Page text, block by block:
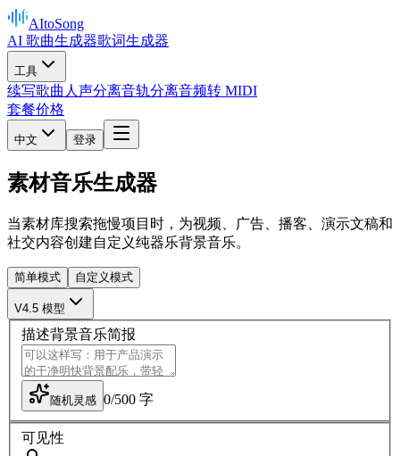
AItoSong
AI 歌曲生成器歌词生成器
工具
续写歌曲 人声分离音轨分离音频转 MIDI
套餐价格
中文 登录
素材音乐生成器
当素材库搜索拖慢项目时，为视频、广告、播客、演示文稿和
社交内容创建自定义纯器乐背景音乐。
简单模式 自定义模式
V4.5 模型
描述背景音乐简报
随机灵感 0/500 字
可见性